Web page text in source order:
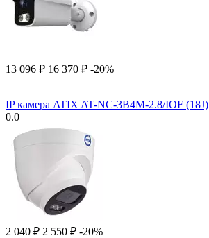
13 096 ₽ 16 370 ₽ -20%
IP камера ATIX AT-NC-3B4M-2.8/IOF (18J)
0.0
2 040 ₽ 2 550 ₽ -20%